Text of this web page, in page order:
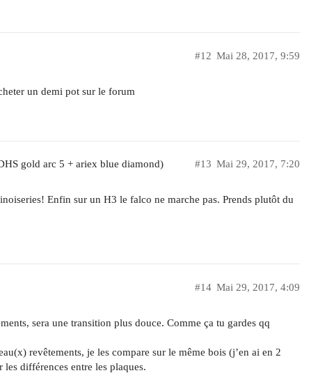
Mai 28, 2017, 9:59
#12
un demi pot sur le forum
gold arc 5 + ariex blue diamond) Mai 29, 2017, 7:20
#13
Enfin sur un H3 le falco ne marche pas. Prends plutôt du
Mai 29, 2017, 4:09
#14
sera une transition plus douce. Comme ça tu gardes qq
revêtements, je les compare sur le même bois (j’en ai en 2
différences entre les plaques.